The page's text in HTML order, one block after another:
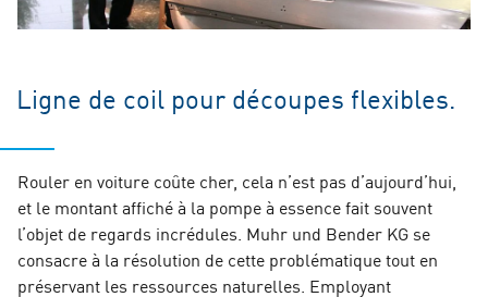
Ligne de coil pour découpes flexibles.
Rouler en voiture coûte cher, cela n’est pas d’aujourd’hui,
et le montant affiché à la pompe à essence fait souvent
l’objet de regards incrédules. Muhr und Bender KG se
consacre à la résolution de cette problématique tout en
préservant les ressources naturelles. Employant